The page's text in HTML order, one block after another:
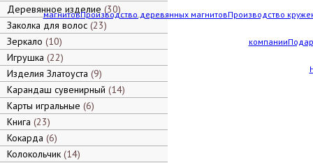
магнитовПроизводство деревянных магнитовПроизводство
компании
Деревянное изделие 30
Заколка для волос 23
Зеркало 10
Игрушка 22
Изделия Златоуста 9
Карандаш сувенирный 14
Карты игральные 6
Книга 23
Кокарда 6
Колокольчик 14